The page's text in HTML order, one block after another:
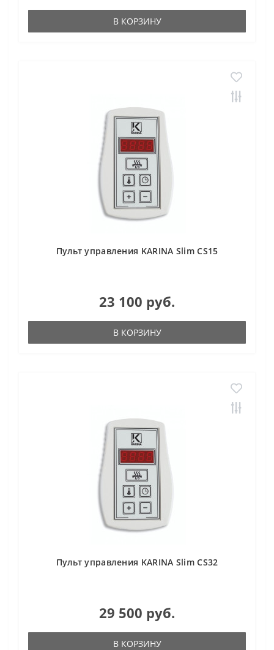
В КОРЗИНУ
Пульт управления KARINA Slim CS15
23 100 руб.
В КОРЗИНУ
Пульт управления KARINA Slim CS32
29 500 руб.
В КОРЗИНУ